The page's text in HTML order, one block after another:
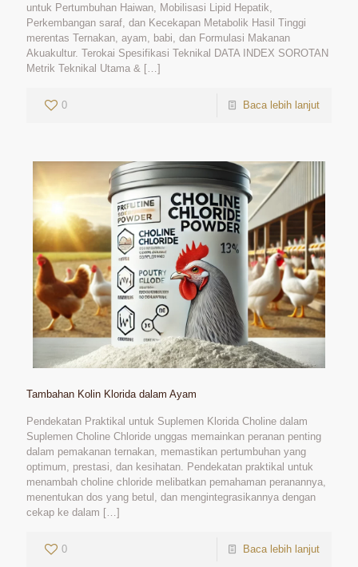
untuk Pertumbuhan Haiwan , Mobilisasi Lipid Hepatik,
Perkembangan saraf, dan Kecekapan Metabolik Hasil Tinggi
merentas Ternakan, ayam, babi, dan Formulasi Makanan
Akuakultur. Terokai Spesifikasi Teknikal DATA INDEX SOROTAN
Metrik Teknikal Utama & […]
0 Baca lebih lanjut
Tambahan Kolin Klorida dalam Ayam
Pendekatan Praktikal untuk Suplemen Klorida Choline dalam
Suplemen Choline Chloride unggas memainkan peranan penting
dalam pemakanan ternakan, memastikan pertumbuhan yang
optimum, prestasi, dan kesihatan. Pendekatan praktikal untuk
menambah choline chloride melibatkan pemahaman peranannya,
menentukan dos yang betul, dan mengintegrasikannya dengan
cekap ke dalam […]
0 Baca lebih lanjut